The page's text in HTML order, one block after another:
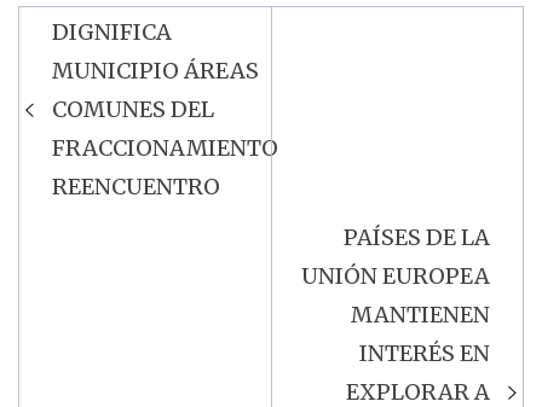
Navegación
de
entradas
DIGNIFICA
MUNICIPIO ÁREAS
COMUNES DEL
FRACCIONAMIENTO
REENCUENTRO
PAÍSES DE LA
UNIÓN EUROPEA
MANTIENEN
INTERÉS EN
EXPLORAR A